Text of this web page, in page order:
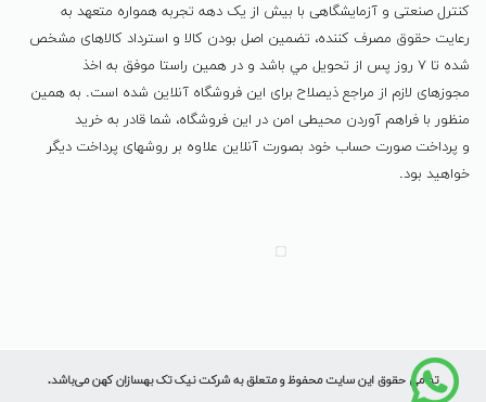
کنترل صنعتی و آزمایشگاهی با بیش از یک دهه تجربه همواره متعهد به
رعایت حقوق مصرف کننده، تضمین اصل بودن کالا و استرداد کالاهای مشخص
شده تا ٧ روز پس از تحویل مي باشد و در همين راستا موفق به اخذ
مجوزهای لازم از مراجع ذیصلاح برای این فروشگاه آنلاین شده است. به همين
منظور با فراهم آوردن محیطی امن در این فروشگاه، شما قادر به خرید
و پرداخت صورت حساب خود بصورت آنلاین علاوه بر روشهای پرداخت دیگر
خواهید بود.
تمامی حقوق این سایت محفوظ و متعلق به شرکت نیک تک بهسازان کهن می‌باشد.